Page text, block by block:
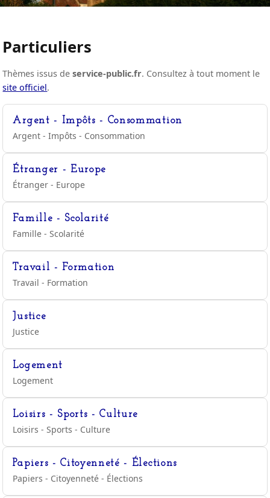
Particuliers
Thèmes issus deservice-public.fr. Consultez à tout moment le
site officiel.
Argent - Impôts - Consommation
Argent - Impôts - Consommation
Étranger - Europe
Étranger - Europe
Famille - Scolarité
Famille - Scolarité
Travail - Formation
Travail - Formation
Justice
Justice
Logement
Logement
Loisirs - Sports - Culture
Loisirs - Sports - Culture
Papiers - Citoyenneté - Élections
Papiers - Citoyenneté - Élections